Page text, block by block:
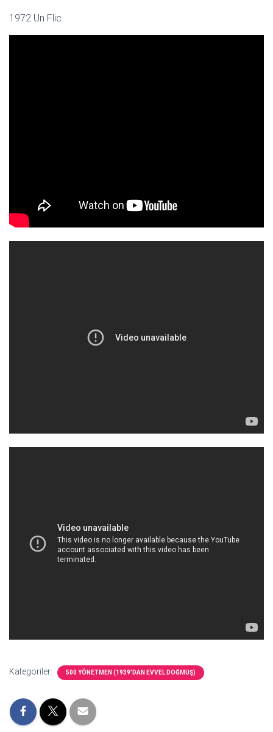
1972 Un Flic
Kategoriler: 500 YÖNETMEN (1939’DAN EVVEL DOĞMUŞ)